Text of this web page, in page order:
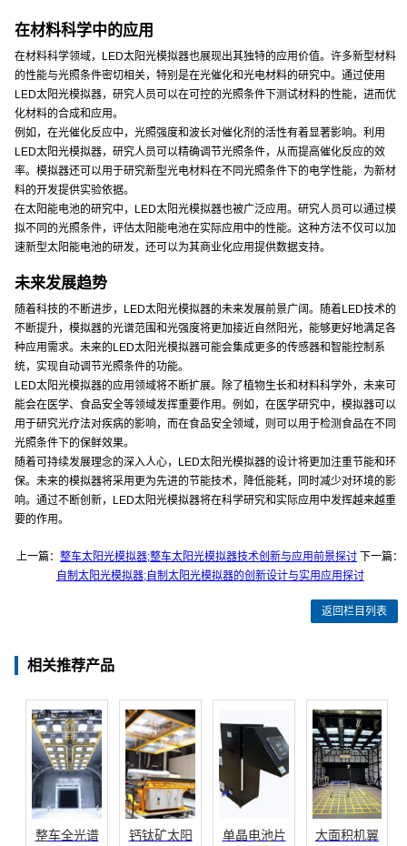
在材料科学中的应用
在材料科学领域，LED太阳光模拟器也展现出其独特的应用价值。许多新型材料
的性能与光照条件密切相关，特别是在光催化和光电材料的研究中。通过使用
LED太阳光模拟器，研究人员可以在可控的光照条件下测试材料的性能，进而优
化材料的合成和应用。
例如，在光催化反应中，光照强度和波长对催化剂的活性有着显著影响。利用
LED太阳光模拟器，研究人员可以精确调节光照条件，从而提高催化反应的效
率。模拟器还可以用于研究新型光电材料在不同光照条件下的电学性能，为新材
料的开发提供实验依据。
在太阳能电池的研究中，LED太阳光模拟器也被广泛应用。研究人员可以通过模
拟不同的光照条件，评估太阳能电池在实际应用中的性能。这种方法不仅可以加
速新型太阳能电池的研发，还可以为其商业化应用提供数据支持。
未来发展趋势
随着科技的不断进步，LED太阳光模拟器的未来发展前景广阔。随着LED技术的
不断提升，模拟器的光谱范围和光强度将更加接近自然阳光，能够更好地满足各
种应用需求。未来的LED太阳光模拟器可能会集成更多的传感器和智能控制系
统，实现自动调节光照条件的功能。
LED太阳光模拟器的应用领域将不断扩展。除了植物生长和材料科学外，未来可
能会在医学、食品安全等领域发挥重要作用。例如，在医学研究中，模拟器可以
用于研究光疗法对疾病的影响，而在食品安全领域，则可以用于检测食品在不同
光照条件下的保鲜效果。
随着可持续发展理念的深入人心，LED太阳光模拟器的设计将更加注重节能和环
保。未来的模拟器将采用更为先进的节能技术，降低能耗，同时减少对环境的影
响。通过不断创新，LED太阳光模拟器将在科学研究和实际应用中发挥越来越重
要的作用。
上一篇：整车太阳光模拟器;整车太阳光模拟器技术创新与应用前景探讨 下一篇：
自制太阳光模拟器;自制太阳光模拟器的创新设计与实用应用探讨
返回栏目列表
相关推荐产品
整车全光谱
钙钛矿太阳
单晶电池片
大面积机翼